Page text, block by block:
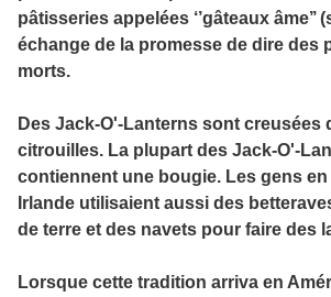
pâtisseries appelées ‘’gâteaux âme’’
échange de la promesse de dire des
morts.
Des Jack-O'-Lanterns sont creusées
citrouilles. La plupart des Jack-O'-
contiennent une bougie. Les gens en
Irlande utilisaient aussi des
de terre et des navets pour faire des
Lorsque cette tradition arriva en